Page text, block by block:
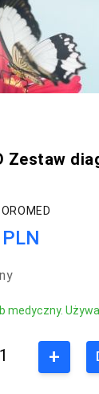
Zestaw
medyczny.
+